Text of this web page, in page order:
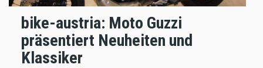
bike-austria: Moto Guzzi
präsentiert Neuheiten und
Klassiker